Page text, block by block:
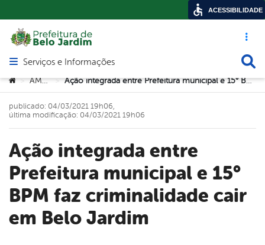
Acesso
Abrir menu principal de navegação
Serviços e Informações
Você está aqui:
> AMTT > Ação integrada entre Prefeitura municipal e 15° BPM faz criminalidade cair em Belo Jardim
Ação integrada entre
Prefeitura municipal e 15°
BPM faz criminalidade cair
em Belo Jardim
publicado: 04/03/2021 19h06,
última modificação: 04/03/2021 19h06
ACESSIBILIDADE